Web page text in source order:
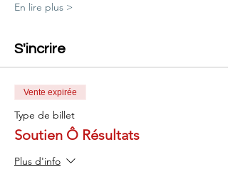
En lire plus >
S'incrire
Vente expirée
Type de billet
Soutien Ô Résultats
Plus d'info